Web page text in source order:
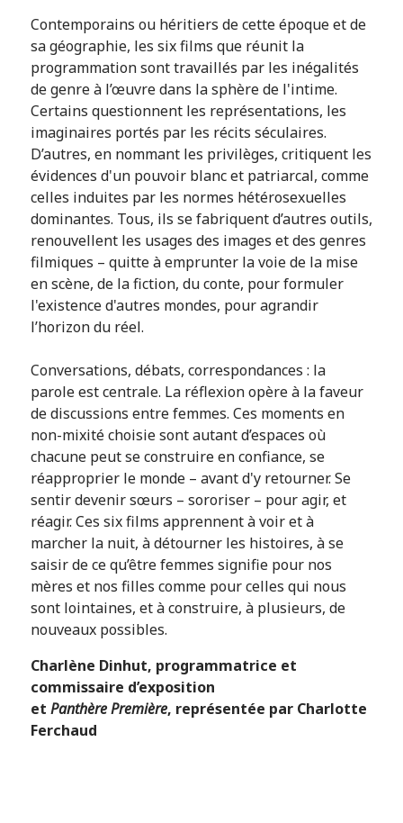
Contemporains ou héritiers de cette époque et de
sa géographie, les six films que réunit la
programmation sont travaillés par les inégalités
de genre à l’œuvre dans la sphère de l'intime.
Certains questionnent les représentations, les
imaginaires portés par les récits séculaires.
D’autres, en nommant les privilèges, critiquent les
évidences d'un pouvoir blanc et patriarcal, comme
celles induites par les normes hétérosexuelles
dominantes. Tous, ils se fabriquent d’autres outils,
renouvellent les usages des images et des genres
filmiques – quitte à emprunter la voie de la mise
en scène, de la fiction, du conte, pour formuler
l'existence d'autres mondes, pour agrandir
l’horizon du réel.
Conversations, débats, correspondances : la
parole est centrale. La réflexion opère à la faveur
de discussions entre femmes. Ces moments en
non-mixité choisie sont autant d’espaces où
chacune peut se construire en confiance, se
réapproprier le monde – avant d'y retourner. Se
sentir devenir sœurs – sororiser – pour agir, et
réagir. Ces six films apprennent à voir et à
marcher la nuit, à détourner les histoires, à se
saisir de ce qu’être femmes signifie pour nos
mères et nos filles comme pour celles qui nous
sont lointaines, et à construire, à plusieurs, de
nouveaux possibles.
Charlène Dinhut, programmatrice et
commissaire d’exposition
et Panthère Première, représentée par Charlotte
Ferchaud